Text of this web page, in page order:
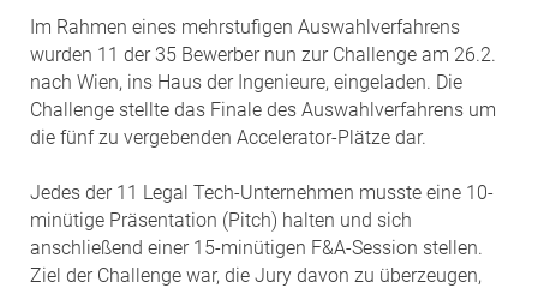
Im Rahmen eines mehrstufigen Auswahlverfahrens
wurden 11 der 35 Bewerber nun zur Challenge am 26.2.
nach Wien, ins Haus der Ingenieure, eingeladen. Die
Challenge stellte das Finale des Auswahlverfahrens um
die fünf zu vergebenden Accelerator-Plätze dar.
Jedes der 11 Legal Tech-Unternehmen musste eine 10-
minütige Präsentation (Pitch) halten und sich
anschließend einer 15-minütigen F&A-Session stellen.
Ziel der Challenge war, die Jury davon zu überzeugen,